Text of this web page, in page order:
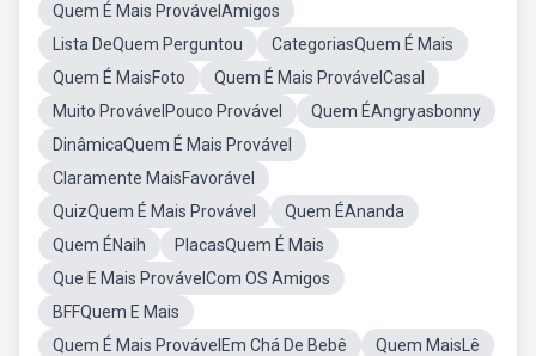
Quem É Mais ProvávelAmigos
Lista DeQuem Perguntou
CategoriasQuem É Mais
Quem É MaisFoto
Quem É Mais ProvávelCasal
Muito ProvávelPouco Provável
Quem ÉAngryasbonny
DinâmicaQuem É Mais Provável
Claramente MaisFavorável
QuizQuem É Mais Provável
Quem ÉAnanda
Quem ÉNaih
PlacasQuem É Mais
Que E Mais ProvávelCom OS Amigos
BFFQuem E Mais
Quem É Mais ProvávelEm Chá De Bebê
Quem MaisLê